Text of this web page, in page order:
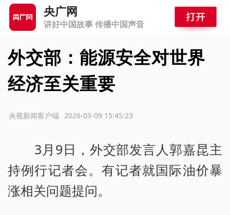
央广网
讲好中国故事 传播中国声音
外交部：能源安全对世界
经济至关重要
2026-03-09 15:45:23
央视新闻客户端
3月9日，外交部发言人郭嘉昆主
持例行记者会。有记者就国际油价暴
涨相关问题提问。